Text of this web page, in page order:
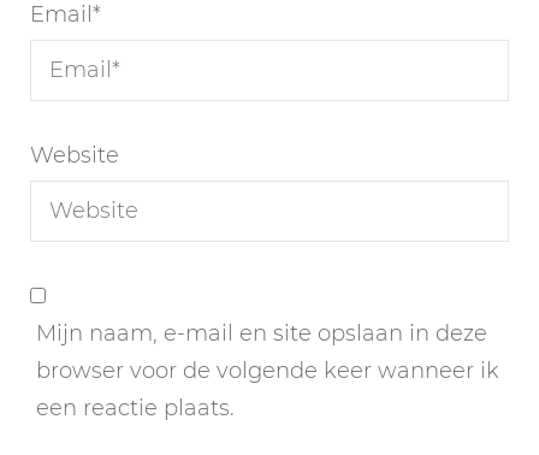
Email *
Website
Mijn naam, e-mail en site opslaan in deze
browser voor de volgende keer wanneer ik
een reactie plaats.